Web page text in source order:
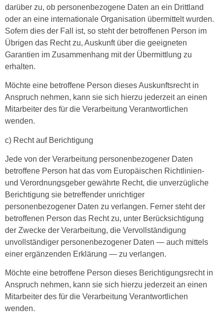
darüber zu, ob personenbezogene Daten an ein Drittland
oder an eine internationale Organisation übermittelt wurden.
Sofern dies der Fall ist, so steht der betroffenen Person im
Übrigen das Recht zu, Auskunft über die geeigneten
Garantien im Zusammenhang mit der Übermittlung zu
erhalten.
Möchte eine betroffene Person dieses Auskunftsrecht in
Anspruch nehmen, kann sie sich hierzu jederzeit an einen
Mitarbeiter des für die Verarbeitung Verantwortlichen
wenden.
c) Recht auf Berichtigung
Jede von der Verarbeitung personenbezogener Daten
betroffene Person hat das vom Europäischen Richtlinien-
und Verordnungsgeber gewährte Recht, die unverzügliche
Berichtigung sie betreffender unrichtiger
personenbezogener Daten zu verlangen. Ferner steht der
betroffenen Person das Recht zu, unter Berücksichtigung
der Zwecke der Verarbeitung, die Vervollständigung
unvollständiger personenbezogener Daten — auch mittels
einer ergänzenden Erklärung — zu verlangen.
Möchte eine betroffene Person dieses Berichtigungsrecht in
Anspruch nehmen, kann sie sich hierzu jederzeit an einen
Mitarbeiter des für die Verarbeitung Verantwortlichen
wenden.